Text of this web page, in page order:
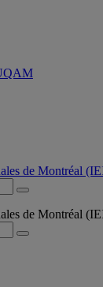
de Montréal
de Montréal